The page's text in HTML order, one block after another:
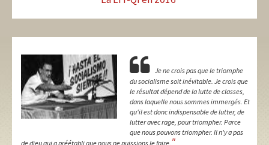
Je ne crois pas que le triomphe
du socialisme soit inévitable. Je crois que
le résultat dépend de la lutte de classes,
dans laquelle nous sommes immergés. Et
qu'il est donc indispensable de lutter, de
lutter avec rage, pour triompher. Parce
que nous pouvons triompher. Il n'y a pas
de dieu qui a préétabli que nous ne puissions le faire. "